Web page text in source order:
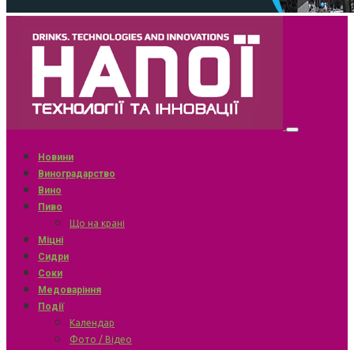
Новини
Виноградарство
Вино
Пиво
Що на крані
Міцні
Сидри
Соки
Медоваріння
Події
Календар
Фото / Відео